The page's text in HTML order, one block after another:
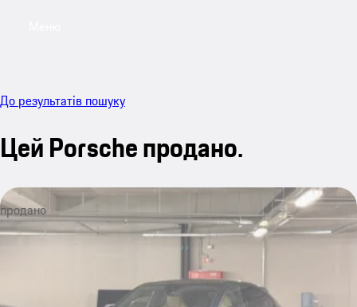
До результатів пошуку
Цей Porsche продано.
продано